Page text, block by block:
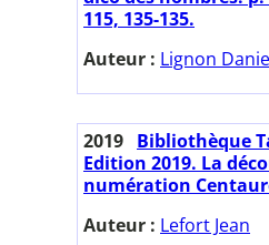
115, 135-135.
Auteur : Lignon
2019 Bibliothèque
Edition 2019. La
numération
Auteur : Lefort Jean